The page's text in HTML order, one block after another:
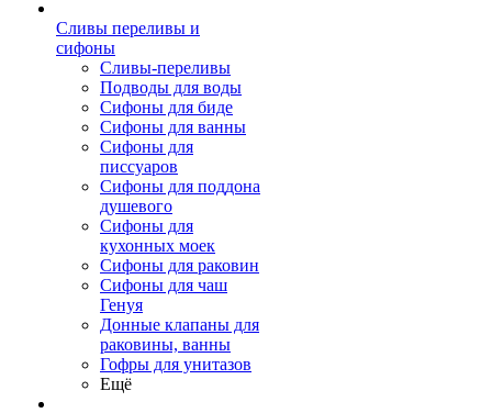
Сливы переливы и
сифоны
Сливы-переливы
Подводы для воды
Сифоны для биде
Сифоны для ванны
Сифоны для
писсуаров
Сифоны для поддона
душевого
Сифоны для
кухонных моек
Сифоны для раковин
Сифоны для чаш
Генуя
Донные клапаны для
раковины, ванны
Гофры для унитазов
Ещё